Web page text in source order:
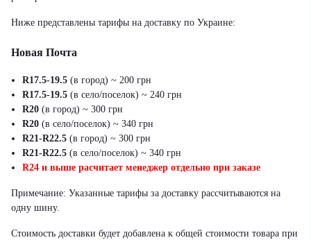
Ниже представлены тарифы на доставку по Украине:
Новая Почта
R17.5-19.5 (в город) ~ 200 грн
R17.5-19.5 (в село/поселок) ~ 240 грн
R20 (в город) ~ 300 грн
R20 (в село/поселок) ~ 340 грн
R21-R22.5 (в город) ~ 300 грн
R21-R22.5 (в село/поселок) ~ 340 грн
R24 и выше расчитает менеджер отдельно при заказе
Примечание: Указанные тарифы за доставку рассчитываются на
одну шину.
Стоимость доставки будет добавлена к общей стоимости товара при